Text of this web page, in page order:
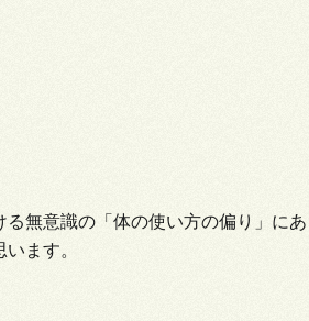
無意識の「体の使い方の偏り」に
ます。